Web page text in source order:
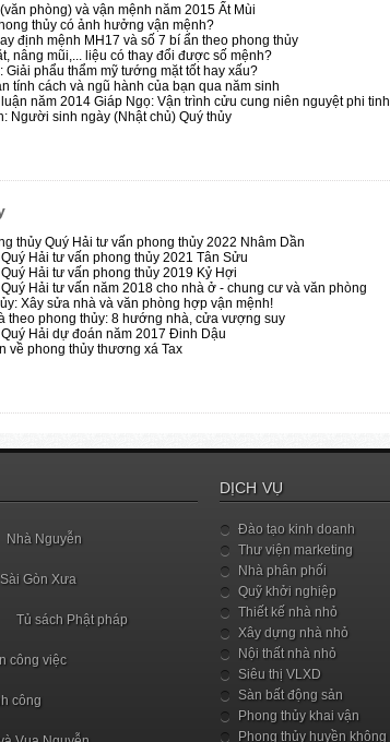
phòng) và vận mệnh năm 2015 Ất Mùi
thủy có ảnh hưởng vận mệnh?
định mệnh MH17 và số 7 bí ẩn theo phong thủy
nâng mũi,... liệu có thay đổi được số mệnh?
Giải phẩu thẩm mỹ tướng mặt tốt hay xấu?
tính cách và ngũ hành của bạn qua năm sinh
năm 2014 Giáp Ngọ: Vận trình cửu cung niên nguyệt phi tinh
Người sinh ngày (Nhật chủ) Quý thủy
thủy Quý Hải tư vấn phong thủy 2022 Nhâm Dần
Hải tư vấn phong thủy 2021 Tân Sửu
Hải tư vấn phong thủy 2019 Kỷ Hợi
Hải tư vấn năm 2018 cho nhà ở - chung cư và văn phòng
Xây sửa nhà và văn phòng hợp vận mệnh!
theo phong thủy: 8 hướng nhà, cửa vượng suy
Hải dự đoán năm 2017 Đinh Dậu
về phong thủy thương xá Tax
Nhà Nguyễn
Sài Gòn Xưa
Tủ sách Phật pháp
công việc
công
DỊCH VỤ
Đào tạo kinh doanh
Thư viện marketing
Nhà phân phối
Quỹ khởi nghiệp
Thiết kế nhà nhỏ
Xây dựng nhà nhỏ
Nội thất nhà nhỏ
Siêu thị VLXD
Sàn bất động sản
Phong thủy khai vận
Phong thủy huyền không